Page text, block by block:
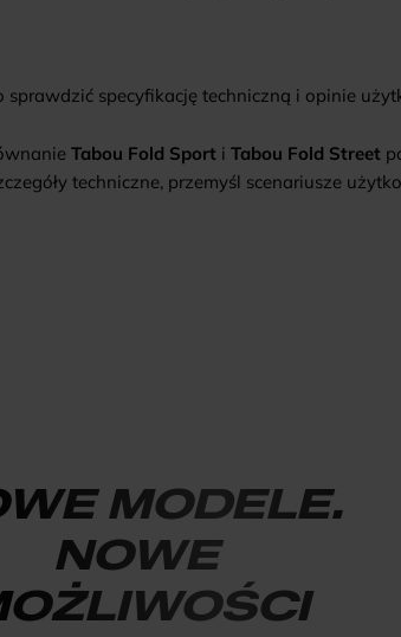
sprawdzić specyfikację techniczną i opinie
Tabou Fold Sport i Tabou Fold Street
techniczne, przemyśl scenariusze
MODELE.
NOWE